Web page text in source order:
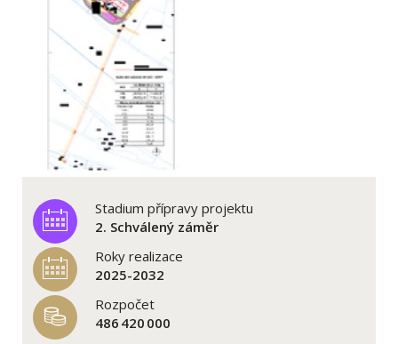
Stadium přípravy projektu
2. Schválený záměr
Roky realizace
2025-2032
Rozpočet
486 420 000